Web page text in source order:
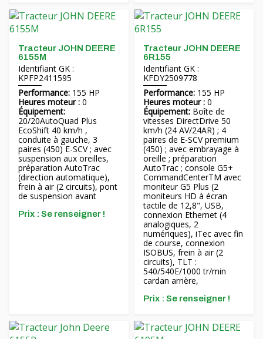
Tracteur JOHN DEERE
6155M
Identifiant GK :
KPFP2411595
Performance: 155 HP
Heures moteur : 0
Équipement:
20/20AutoQuad Plus
EcoShift 40 km/h ,
conduite à gauche, 3
paires (450) E-SCV ; avec
suspension aux oreilles,
préparation AutoTrac
(direction automatique),
frein à air (2 circuits), pont
de suspension avant
Prix ​​: Se renseigner !
Tracteur JOHN DEERE
6R155
Identifiant GK :
KFDY2509778
Performance: 155 HP
Heures moteur : 0
Équipement: Boîte de
vitesses DirectDrive 50
km/h (24 AV/24AR) ; 4
paires de E-SCV premium
(450) ; avec embrayage à
oreille ; préparation
AutoTrac ; console G5+
CommandCenterTM avec
moniteur G5 Plus (2
moniteurs HD à écran
tactile de 12,8", USB,
connexion Ethernet (4
analogiques, 2
numériques), iTec avec fin
de course, connexion
ISOBUS, frein à air (2
circuits), TLT :
540/540E/1000 tr/min
cardan arrière,
Prix ​​: Se renseigner !